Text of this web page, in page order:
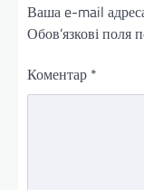
Ваша e-mail
Обов’язкові поля
Коментар *